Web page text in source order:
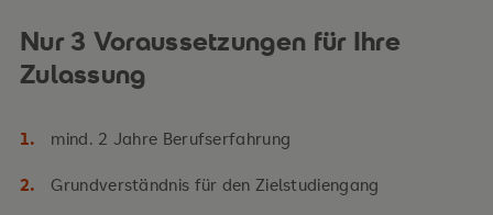
Nur 3 Voraussetzungen für Ihre
Zulassung
mind. 2 Jahre Berufserfahrung
Grundverständnis für den Zielstudiengang